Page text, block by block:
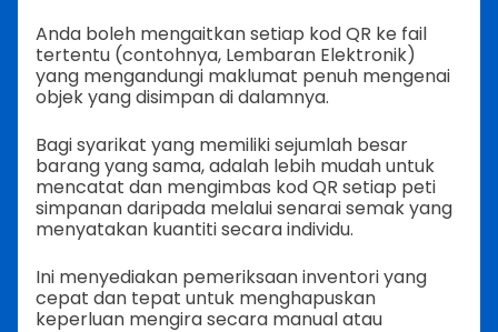
Anda boleh mengaitkan setiap kod QR ke fail
tertentu (contohnya, Lembaran Elektronik)
yang mengandungi maklumat penuh mengenai
objek yang disimpan di dalamnya.
Bagi syarikat yang memiliki sejumlah besar
barang yang sama, adalah lebih mudah untuk
mencatat dan mengimbas kod QR setiap peti
simpanan daripada melalui senarai semak yang
menyatakan kuantiti secara individu.
Ini menyediakan pemeriksaan inventori yang
cepat dan tepat untuk menghapuskan
keperluan mengira secara manual atau